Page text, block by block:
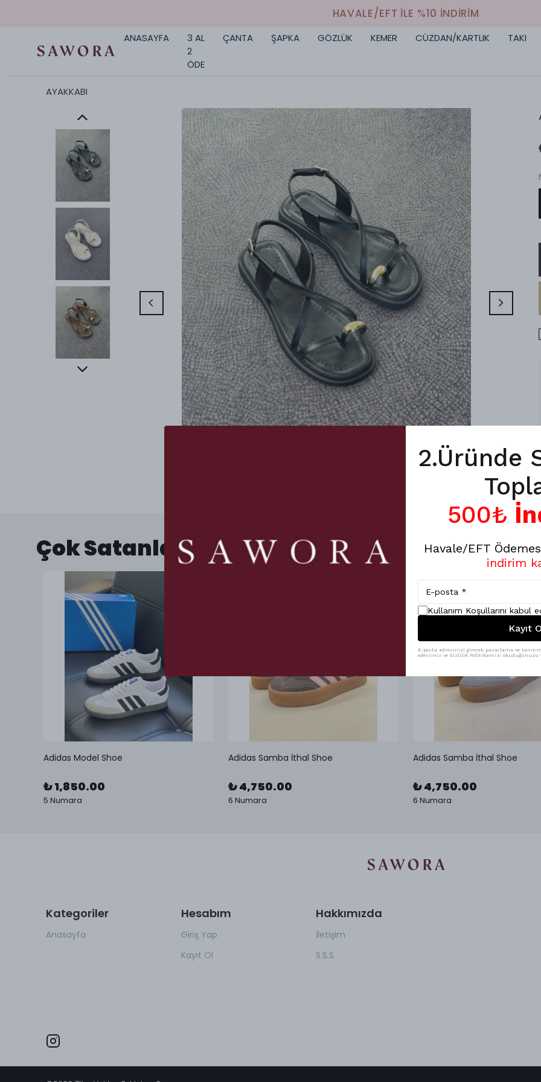
HAVALE/EFT İLE %10 İNDİRİM
ANASAYFA
3 AL
2
ÖDE
ÇANTA ŞAPKA GÖZLÜK KEMER CÜZDAN/KARTLIK TAKI
AYAKKABI
Çok Satanlar
Adidas Model Shoe
₺ 1,850.00
5 Numara
Adidas Samba İthal Shoe
₺ 4,750.00
6 Numara
Adidas Samba İthal Shoe
₺ 4,750.00
6 Numara
Kategoriler
Anasayfa
Hesabım
Giriş Yap
Kayıt Ol
Hakkımızda
İletişim
S.S.S
2.Üründe
500₺
Havale/EFT
indirim
Kullanım Koşullarını kabul
Kayıt
E-posta adresinizi girerek pazarlama ve
edersiniz ve Gizlilik Politikamızı okuduğunuzu